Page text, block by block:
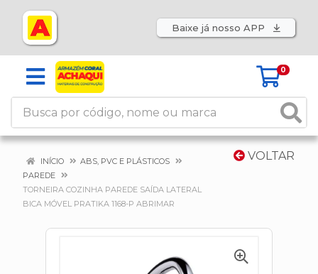
Baixe já nosso APP
0
VOLTAR
INÍCIO
ABS, PVC E PLÁSTICOS
PAREDE
TORNEIRA COZINHA PAREDE SAÍDA LATERAL
BICA MÓVEL PRATIKA 1168-P ABRIMAR